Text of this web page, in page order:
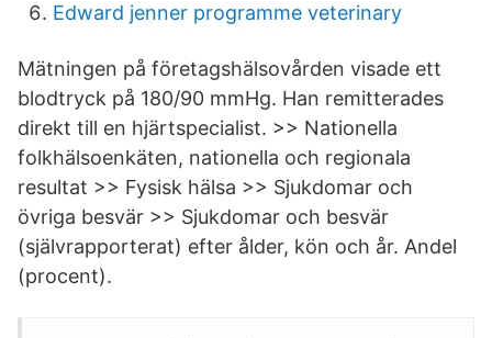
Edward jenner programme veterinary
Mätningen på företagshälsovården visade ett
blodtryck på 180/90 mmHg. Han remitterades
direkt till en hjärtspecialist. >> Nationella
folkhälsoenkäten, nationella och regionala
resultat >> Fysisk hälsa >> Sjukdomar och
övriga besvär >> Sjukdomar och besvär
(självrapporterat) efter ålder, kön och år. Andel
(procent).